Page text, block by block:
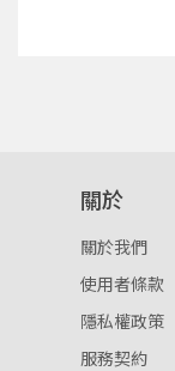
關於
關於我們
使用者條款
隱私權政策
服務契約